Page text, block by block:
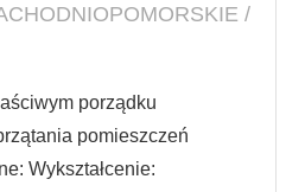
/
porządku
pomieszczeń
Wykształcenie: